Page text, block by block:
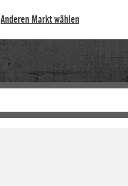
Anderen Markt wählen